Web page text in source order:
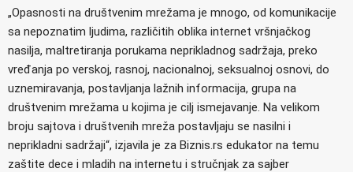
„Opasnosti na društvenim mrežama je mnogo, od komunikacije
sa nepoznatim ljudima, različitih oblika internet vršnjačkog
nasilja, maltretiranja porukama neprikladnog sadržaja, preko
vređanja po verskoj, rasnoj, nacionalnoj, seksualnoj osnovi, do
uznemiravanja, postavljanja lažnih informacija, grupa na
društvenim mrežama u kojima je cilj ismejavanje. Na velikom
broju sajtova i društvenih mreža postavljaju se nasilni i
neprikladni sadržaji“, izjavila je za Biznis.rs edukator na temu
zaštite dece i mladih na internetu i stručnjak za sajber